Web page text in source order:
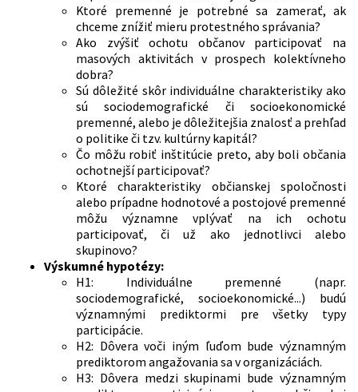
Ktoré premenné je potrebné sa zamerať, ak
chceme znížiť mieru protestného správania?
Ako zvýšiť ochotu občanov participovať na
masových aktivitách v prospech kolektívneho
dobra?
Sú dôležité skôr individuálne charakteristiky ako
sú sociodemografické či socioekonomické
premenné, alebo je dôležitejšia znalosť a prehľad
o politike či tzv. kultúrny kapitál?
Čo môžu robiť inštitúcie preto, aby boli občania
ochotnejší participovať?
Ktoré charakteristiky občianskej spoločnosti
alebo prípadne hodnotové a postojové premenné
môžu významne vplývať na ich ochotu
participovať, či už ako jednotlivci alebo
skupinovo?
Výskumné hypotézy:
H1: Individuálne premenné (napr.
sociodemografické, socioekonomické...) budú
významnými prediktormi pre všetky typy
participácie.
H2: Dôvera voči iným ľuďom bude významným
prediktorom angažovania sa v organizáciách.
H3: Dôvera medzi skupinami bude významným